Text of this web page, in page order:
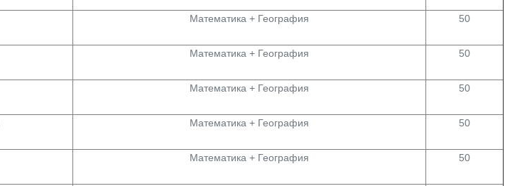
Математика + География 50
Математика + География 50
Математика + География 50
Математика + География 50
Математика + География 50